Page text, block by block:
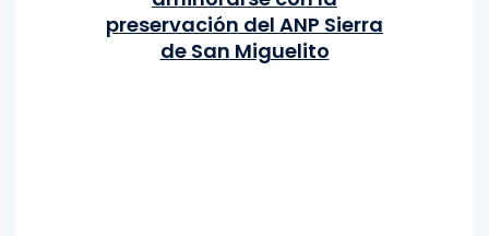
preservación del ANP Sierra
de San Miguelito